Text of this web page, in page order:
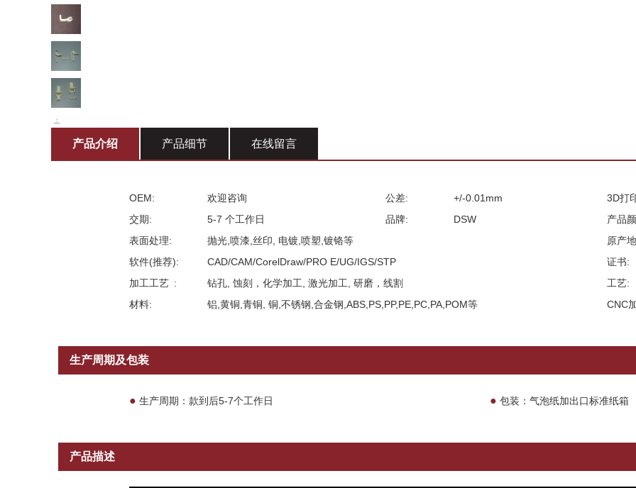
产品介绍 产品细节 在线留言
OEM: 欢迎咨询 公差: +/-0.01mm
3D打
交期:
5-7 个工作日 品牌: DSW
产品
表面处理:
抛光,喷漆,丝印, 电镀,喷塑,镀铬等
原产
软件(推荐):
CAD/CAM/CorelDraw/PRO E/UG/IGS/STP
证书:
加工工艺 : 钻孔, 蚀刻，化学加工, 激光加工, 研磨，线割
工艺:
材料:
铝,黄铜,青铜, 铜,不锈钢,合金钢,ABS,PS,PP,PE,PC,PA,POM等 CNC
生产周期及包装
● 生产周期：款到后5-7个工作日 ● 包装：气泡纸加出口标准纸箱
产品描述